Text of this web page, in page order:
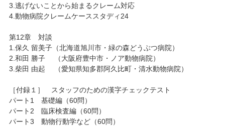
3.逃げないことから始まるクレーム対応
4.動物病院クレームケーススタディ24
第12章 対談
1.保久 留美子（北海道旭川市・緑の森どうぶつ病院）
2.和田 勝子 （大阪府豊中市・ノア動物病院）
3.柴田 由起 （愛知県知多郡阿久比町・清水動物病院）
［付録１］ スタッフのための漢字チェックテスト
パート1 基礎編（60問）
パート2 臨床検査編（60問）
パート3 動物行動学など（60問）